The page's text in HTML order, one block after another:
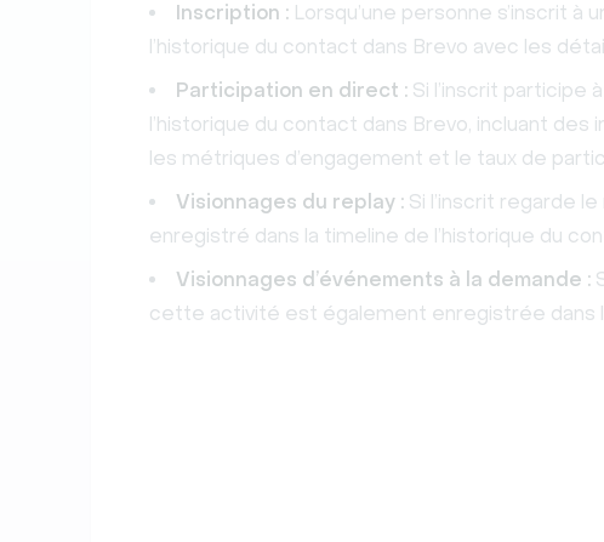
Inscription : Lorsqu’une personne s’inscrit
l’historique du contact dans Brevo avec les
Participation en direct : Si l’inscrit participe
l’historique du contact dans Brevo, incluant
les métriques d’engagement et le taux de
Visionnages du replay : Si l’inscrit regarde
enregistré dans la timeline de l’historique du
Visionnages d’événements à la demande :
cette activité est également enregistrée dans